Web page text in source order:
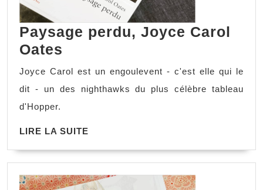
Paysage perdu, Joyce Carol
Oates
Joyce Carol est un engoulevent - c'est elle qui le
dit - un des nighthawks du plus célèbre tableau
d'Hopper.
LIRE LA SUITE